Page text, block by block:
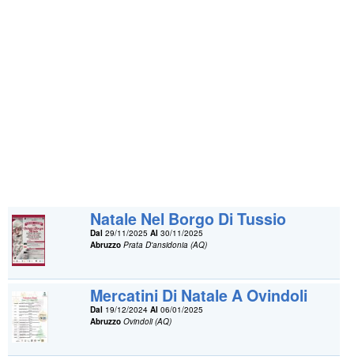
Natale Nel Borgo Di Tussio
Dal 29/11/2025Al 30/11/2025
Abruzzo Prata D'ansidonia (AQ)
Mercatini Di Natale A Ovindoli
Dal 19/12/2024Al 06/01/2025
Abruzzo Ovindoli (AQ)